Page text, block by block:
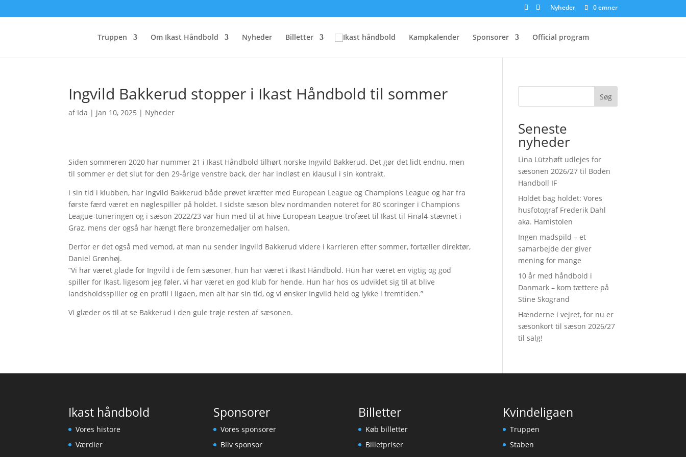
Nyheder 0 emner
Truppen Om Ikast Håndbold Nyheder Billetter Kampkalender Sponsorer Official program
Ingvild Bakkerud stopper i Ikast Håndbold til sommer
af Ida | jan 10, 2025 | Nyheder
Siden sommeren 2020 har nummer 21 i Ikast Håndbold tilhørt norske Ingvild Bakkerud. Det gør det lidt endnu, men
til sommer er det slut for den 29-årige venstre back, der har indløst en klausul i sin kontrakt.
I sin tid i klubben, har Ingvild Bakkerud både prøvet kræfter med European League og Champions League og har fra
første færd været en nøglespiller på holdet. I sidste sæson blev nordmanden noteret for 80 scoringer i Champions
League-tuneringen og i sæson 2022/23 var hun med til at hive European League-trofæet til Ikast til Final4-stævnet i
Graz, mens der også har hængt flere bronzemedaljer om halsen.
Derfor er det også med vemod, at man nu sender Ingvild Bakkerud videre i karrieren efter sommer, fortæller direktør,
Daniel Grønhøj.
”Vi har været glade for Ingvild i de fem sæsoner, hun har været i Ikast Håndbold. Hun har været en vigtig og god
spiller for Ikast, ligesom jeg føler, vi har været en god klub for hende. Hun har hos os udviklet sig til at blive
landsholdsspiller og en profil i ligaen, men alt har sin tid, og vi ønsker Ingvild held og lykke i fremtiden.”
Vi glæder os til at se Bakkerud i den gule trøje resten af sæsonen.
Søg
Seneste
nyheder
Lina Lützhøft udlejes for
sæsonen 2026/27 til Boden
Handboll IF
Holdet bag holdet: Vores
husfotograf Frederik Dahl
aka. Hamistolen
Ingen madspild – et
samarbejde der giver
mening for mange
10 år med håndbold i
Danmark – kom tættere på
Stine Skogrand
Hænderne i vejret, for nu er
sæsonkort til sæson 2026/27
til salg!
Ikast håndbold
Vores histore
Værdier
Sponsorer
Vores sponsorer
Bliv sponsor
Billetter
Køb billetter
Billetpriser
Kvindeligaen
Truppen
Staben